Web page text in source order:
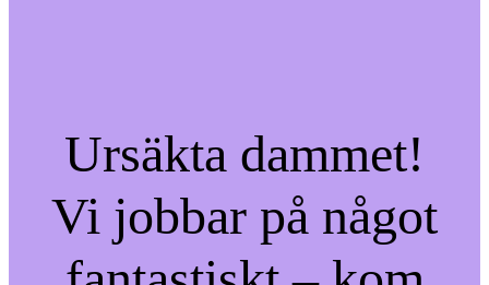
Ursäkta dammet!
Vi jobbar på något